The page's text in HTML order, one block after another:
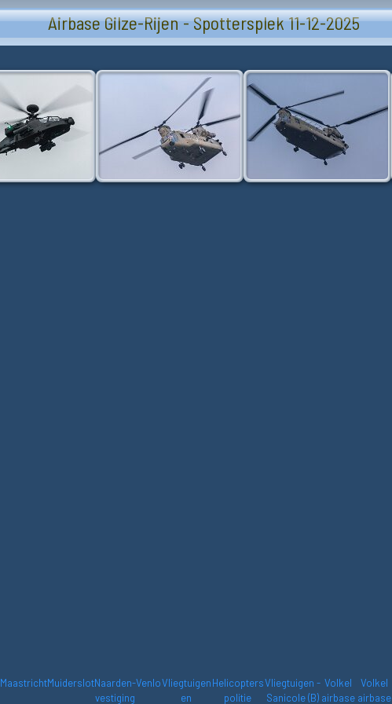
Airbase Gilze-Rijen - Spottersplek 11-12-2025
MaastrichtMuiderslotNaarden-
vestiging
VenloVliegtuigen
en
Helicopters
politie
Vliegtuigen -
Sanicole (B)
Volkel
airbase
Volkel
airbase